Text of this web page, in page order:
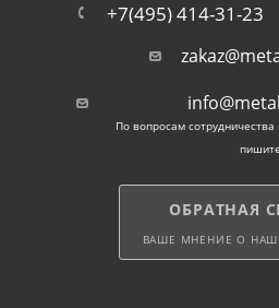
+7(495) 414-31-23
По вопросам
пишите
ОБРАТНАЯ
ВАШЕ МНЕНИЕ О